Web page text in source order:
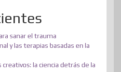
sanar el trauma
y las terapias basadas en la
la ciencia detrás de la